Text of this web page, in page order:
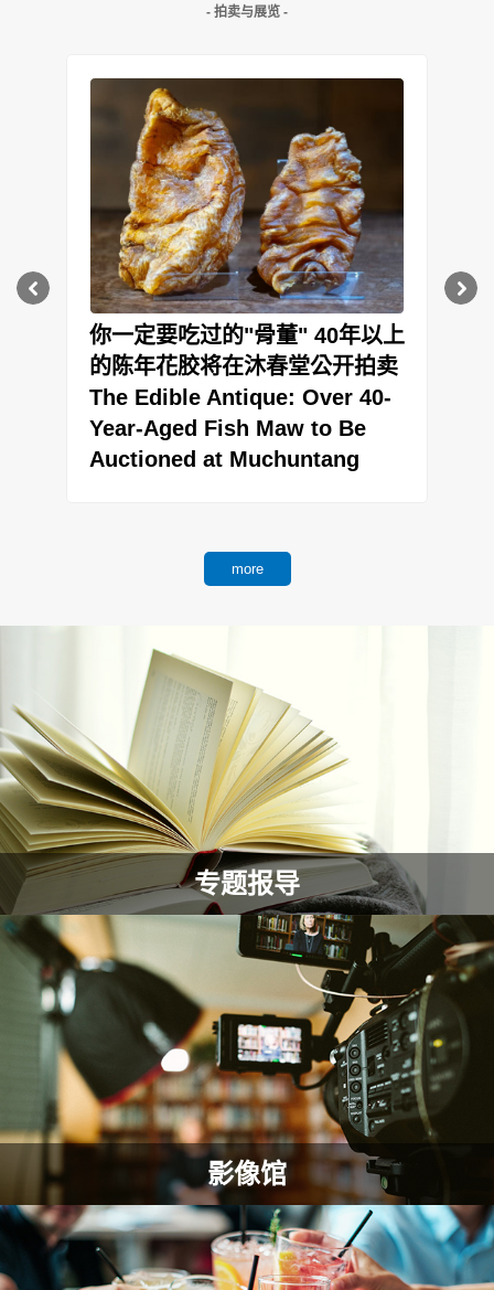
- 拍卖与展览 -
你一定要吃过的"骨董" 40年以上
的陈年花胶将在沐春堂公开拍卖
The Edible Antique: Over 40-
Year-Aged Fish Maw to Be
Auctioned at Muchuntang
more
专题报导
影像馆